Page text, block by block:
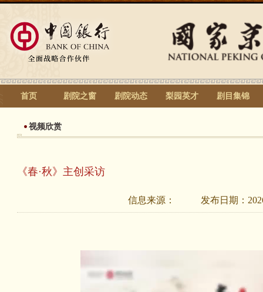
首页 剧院之窗 剧院动态 梨园英才 剧目集锦
视频欣赏
《春·秋》主创采访
信息来源： 发布日期：